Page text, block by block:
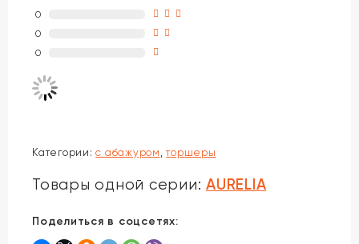
0
0
0
Категории:с абажуром ,торшеры
Товары одной серии: AURELIA
Поделиться в соцсетях: